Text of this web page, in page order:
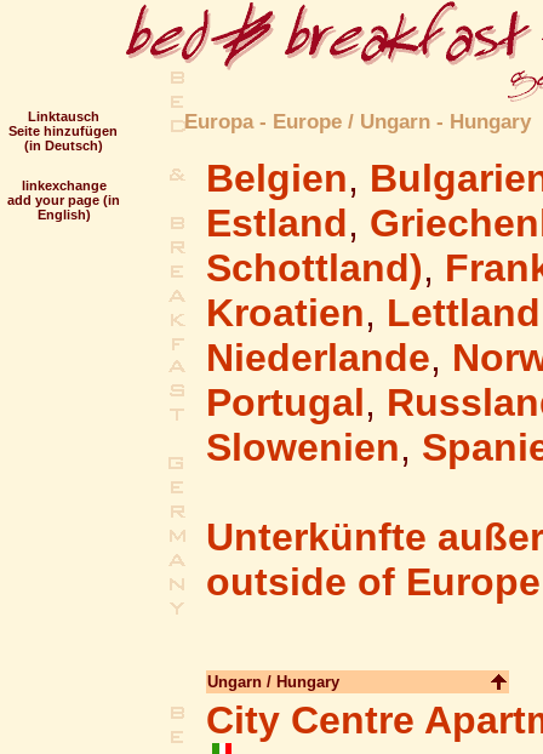
Linktausch
Seite hinzufügen
(in Deutsch)
Europa - Europe / Ungarn - Hungary
linkexchange
add your page (in
English)
Belgien,
Estland,
Schottland),
Kroatien, Lettland
Niederlande,
Portugal,
Slowenien,
Unterkünfte
outside of Europe
Ungarn / Hungary
City Centre